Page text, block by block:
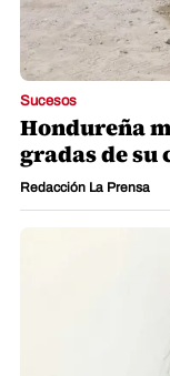
Sucesos
Hondureña
gradas de su
Redacción La Prensa